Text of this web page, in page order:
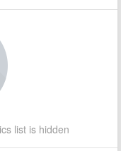
list is hidden